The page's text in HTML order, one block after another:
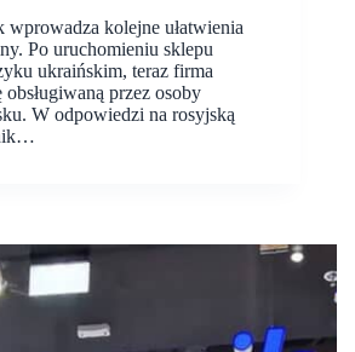
kolejne ułatwienia
Po uruchomieniu sklepu
ukraińskim, teraz firma
przez osoby
W odpowiedzi na rosyjską